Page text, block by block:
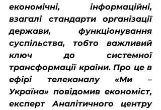
економічні, інформаційні,
взагалі стандарти організації
держави, функціонування
суспільства, тобто важливий
ключ до системної
трансформації країни. Про це в
ефірі телеканалу «Ми –
Україна» повідомив економіст,
експерт Аналітичного центру